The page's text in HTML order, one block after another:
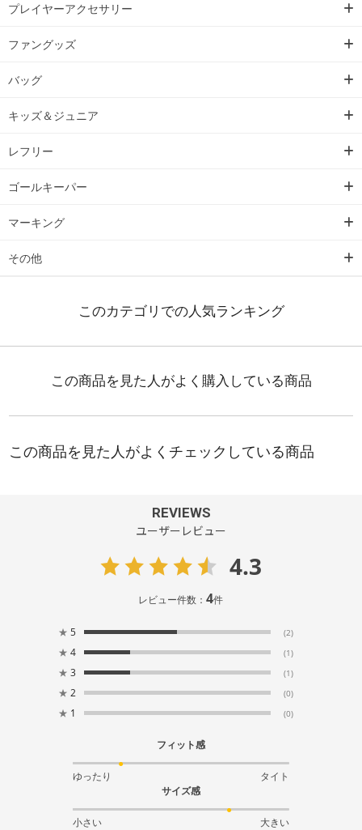
プレイヤーアクセサリー
ファングッズ
バッグ
キッズ＆ジュニア
レフリー
ゴールキーパー
マーキング
その他
REVIEWS
ユーザーレビュー
4.3
レビュー件数：4件
★ 5 (2)
★ 4 (1)
★ 3 (1)
★ 2 (0)
★ 1 (0)
フィット感
ゆったり
タイト
サイズ感
小さい 大きい